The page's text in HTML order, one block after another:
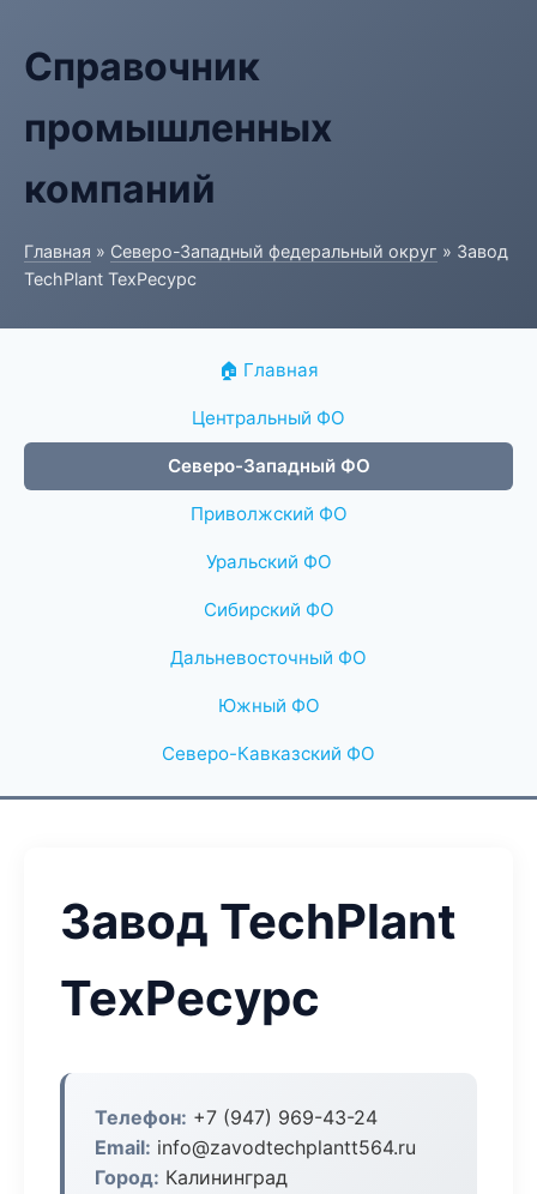
Справочник
промышленных
компаний
Главная » Северо-Западный федеральный округ » Завод
TechPlant ТехРесурс
🏠 Главная
Центральный ФО
Северо-Западный ФО
Приволжский ФО
Уральский ФО
Сибирский ФО
Дальневосточный ФО
Южный ФО
Северо-Кавказский ФО
Завод TechPlant
ТехРесурс
Телефон: +7 (947) 969-43-24
Email: info@zavodtechplantt564.ru
Город: Калининград